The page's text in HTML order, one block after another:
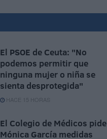
El PSOE de Ceuta: "No
podemos permitir que
ninguna mujer o niña se
sienta desprotegida"
HACE 15 HORAS
El Colegio de Médicos
Mónica García medidas